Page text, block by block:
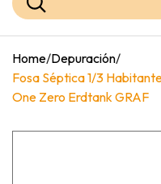
Home/Depuración/
Fosa Séptica 1/3
One Zero Erdtank GRAF